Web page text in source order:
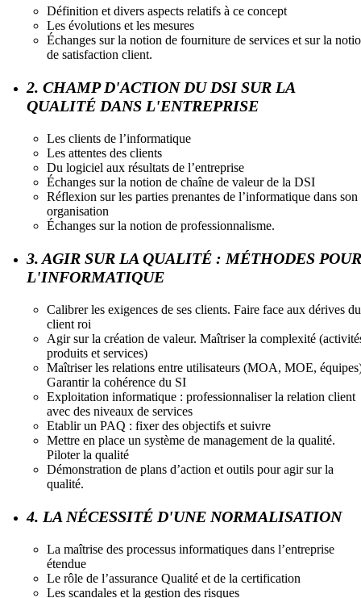
Définition et divers aspects relatifs à ce concept
Les évolutions et les mesures
Échanges sur la notion de fourniture de services et sur la
de satisfaction client.
2. CHAMP D'ACTION DU DSI SUR LA
QUALITÉ DANS L'ENTREPRISE
Les clients de l’informatique
Les attentes des clients
Du logiciel aux résultats de l’entreprise
Échanges sur la notion de chaîne de valeur de la DSI
Réflexion sur les parties prenantes de l’informatique dans son
organisation
Échanges sur la notion de professionnalisme.
3. AGIR SUR LA QUALITÉ : MÉTHODES POUR
L'INFORMATIQUE
Calibrer les exigences de ses clients. Faire face aux dérives du
client roi
Agir sur la création de valeur. Maîtriser la complexité
produits et services)
Maîtriser les relations entre utilisateurs (MOA, MOE,
Garantir la cohérence du SI
Exploitation informatique : professionnaliser la relation client
avec des niveaux de services
Etablir un PAQ : fixer des objectifs et suivre
Mettre en place un système de management de la qualité.
Piloter la qualité
Démonstration de plans d’action et outils pour agir sur la
qualité.
4. LA NÉCESSITÉ D'UNE NORMALISATION
La maîtrise des processus informatiques dans l’entreprise
étendue
Le rôle de l’assurance Qualité et de la certification
Les scandales et la gestion des risques